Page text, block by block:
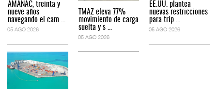
AMANAC, treinta y
nueve años
navegando el cam ...
05 AGO 2026
TMAZ eleva 77%
movimiento de carga
suelta y s ...
05 AGO 2026
EE.UU. plantea
nuevas restricciones
para trip ...
05 AGO 2026